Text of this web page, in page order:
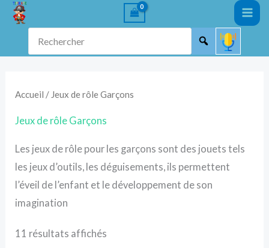
Aller
Rechercher
Accueil / Jeux de rôle Garçons
Jeux de rôle Garçons
Les jeux de rôle pour les garçons sont des jouets tels
les jeux d’outils, les déguisements, ils permettent
l’éveil de l’enfant et le développement de son
imagination
11 résultats affichés